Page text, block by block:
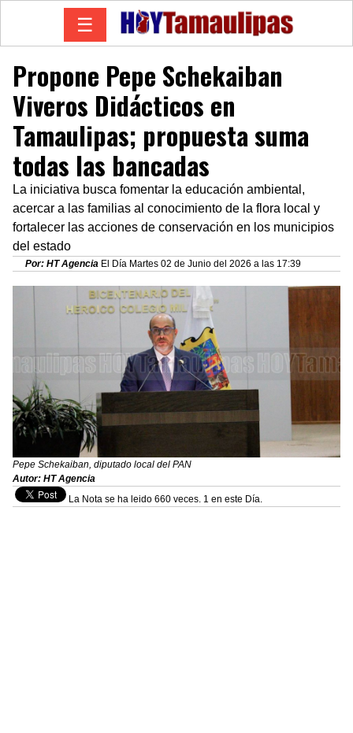
☰
Propone Pepe Schekaiban
Viveros Didácticos en
Tamaulipas; propuesta suma
todas las bancadas
La iniciativa busca fomentar la educación ambiental,
acercar a las familias al conocimiento de la flora local y
fortalecer las acciones de conservación en los municipios
del estado
Por: HT Agencia El Día Martes 02 de Junio del 2026 a las 17:39
Pepe Schekaiban, diputado local del PAN
Autor: HT Agencia
La Nota se ha leido 660 veces. 1 en este Día.